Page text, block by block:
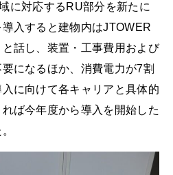
に対応するRU部分を新たに
入すると建物内はJTOWER
話し、装置・工事費用および
になるほか、消費電力が7割
に向けて各キャリアと具体的
ば今年度から導入を開始した